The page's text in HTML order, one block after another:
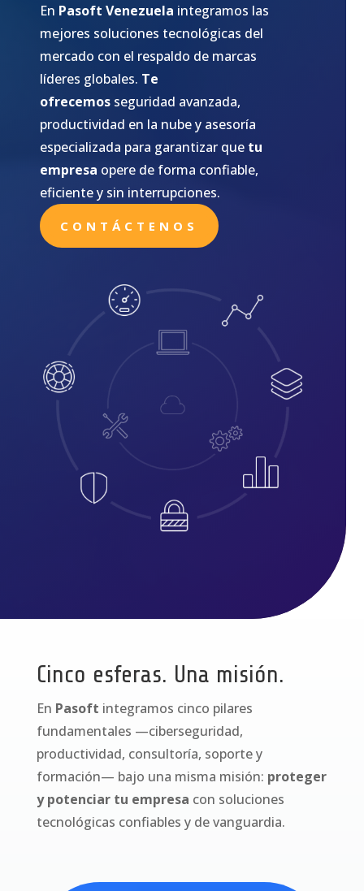
En Pasoft Venezuela integramos las
mejores soluciones tecnológicas del
mercado con el respaldo de marcas
líderes globales. Te
ofrecemos seguridad avanzada,
productividad en la nube y asesoría
especializada para garantizar que tu
empresa opere de forma confiable,
eficiente y sin interrupciones.
CONTÁCTENOS
Cinco esferas. Una misión.
En Pasoft integramos cinco pilares
fundamentales —ciberseguridad,
productividad, consultoría, soporte y
formación— bajo una misma misión: proteger
y potenciar tu empresa con soluciones
tecnológicas confiables y de vanguardia.